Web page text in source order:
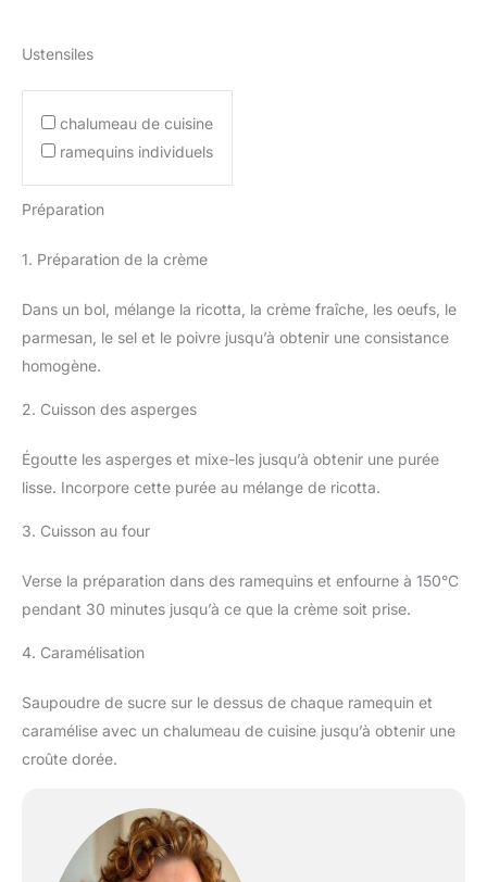
Ustensiles
chalumeau de cuisine
ramequins individuels
Préparation
1. Préparation de la crème
Dans un bol, mélange la ricotta, la crème fraîche, les oeufs, le
parmesan, le sel et le poivre jusqu’à obtenir une consistance
homogène.
2. Cuisson des asperges
Égoutte les asperges et mixe-les jusqu’à obtenir une purée
lisse. Incorpore cette purée au mélange de ricotta.
3. Cuisson au four
Verse la préparation dans des ramequins et enfourne à 150°C
pendant 30 minutes jusqu’à ce que la crème soit prise.
4. Caramélisation
Saupoudre de sucre sur le dessus de chaque ramequin et
caramélise avec un chalumeau de cuisine jusqu’à obtenir une
croûte dorée.